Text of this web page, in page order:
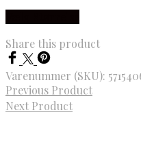
Share this product
Varenummer (SKU):
Previous Product
Next Product